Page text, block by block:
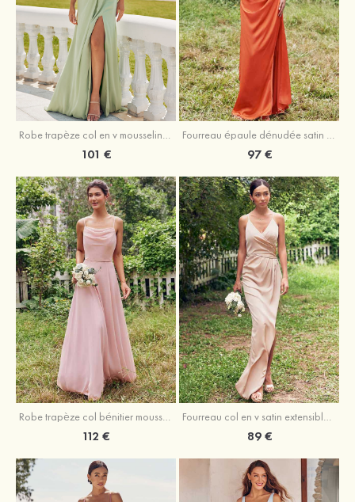
Robe trapèze col en v mousseline ras du sol robe de demoiselle d'honneur
101 €
Fourreau épaule dénudée satin extensible ras du sol robe de demoiselle d'honneur
97 €
Robe trapèze col bénitier mousseline ras du sol robe de demoiselle d'honneur
112 €
Fourreau col en v satin extensible asymétrique robe de demoiselle d'honneur
89 €